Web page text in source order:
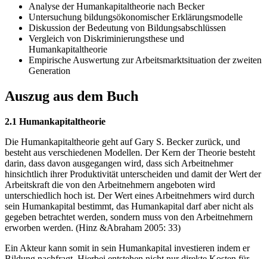
Analyse der Humankapitaltheorie nach Becker
Untersuchung bildungsökonomischer Erklärungsmodelle
Diskussion der Bedeutung von Bildungsabschlüssen
Vergleich von Diskriminierungsthese und
Humankapitaltheorie
Empirische Auswertung zur Arbeitsmarktsituation der zweiten
Generation
Auszug aus dem Buch
2.1 Humankapitaltheorie
Die Humankapitaltheorie geht auf Gary S. Becker zurück, und
besteht aus verschiedenen Modellen. Der Kern der Theorie besteht
darin, dass davon ausgegangen wird, dass sich Arbeitnehmer
hinsichtlich ihrer Produktivität unterscheiden und damit der Wert der
Arbeitskraft die von den Arbeitnehmern angeboten wird
unterschiedlich hoch ist. Der Wert eines Arbeitnehmers wird durch
sein Humankapital bestimmt, das Humankapital darf aber nicht als
gegeben betrachtet werden, sondern muss von den Arbeitnehmern
erworben werden. (Hinz &Abraham 2005: 33)
Ein Akteur kann somit in sein Humankapital investieren indem er